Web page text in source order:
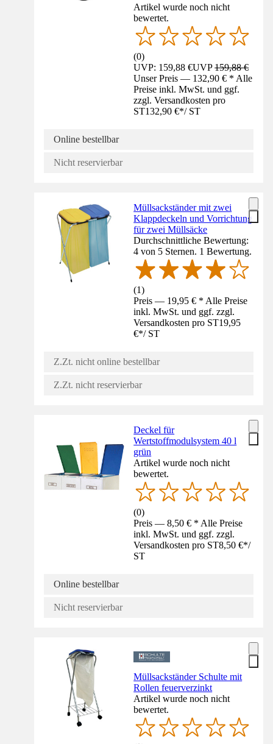
Artikel wurde noch nicht
bewertet.
(0)
UVP: 159,88 €UVP159,88 €
Unser Preis — 132,90 € * Alle
Preise inkl. MwSt. und ggf.
zzgl. Versandkosten pro
ST132,90 €*/ ST
Online bestellbar
Nicht reservierbar
Müllsackständer mit zwei
Klappdeckeln und Vorrichtung
für zwei Müllsäcke
Durchschnittliche Bewertung:
4 von 5 Sternen. 1 Bewertung.
(1)
Preis — 19,95 € * Alle Preise
inkl. MwSt. und ggf. zzgl.
Versandkosten pro ST19,95
€*/ ST
Z.Zt. nicht online bestellbar
Z.Zt. nicht reservierbar
Deckel für
Wertstoffmodulsystem 40 l
grün
Artikel wurde noch nicht
bewertet.
(0)
Preis — 8,50 € * Alle Preise
inkl. MwSt. und ggf. zzgl.
Versandkosten pro ST8,50 €*/
ST
Online bestellbar
Nicht reservierbar
Müllsackständer Schulte mit
Rollen feuerverzinkt
Artikel wurde noch nicht
bewertet.